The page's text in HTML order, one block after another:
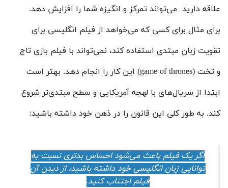
علاقه دارید می‌تواند تمرکز و انگیزه شما را افزایش دهد.
برای مثال برای کسی که می‌خواهد از فیلم انگلیسی برای
تقویت زبان مبتدی استفاده کند، نمی‌تواند با فیلم بازی تاج
و تخت (game of thrones) این کار را انجام دهد. بهتر است
ابتدا از سریال‌های با لهجه آمریکایی و سطح مبتدی‌تر شروع
کند. به طور کلی این قانون را در ذهن خود داشته باشید:
اگر یک فیلم باعث می‌شود احساس بدتری نسبت به
توانایی زبان انگلیسی خود داشته باشید، از دیدن آن
فیلم اجتناب کنید.